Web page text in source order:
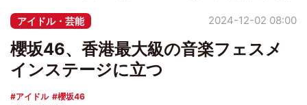
アイドル・芸能 2024-12-02 08:00
櫻坂46、香港最大級の音楽フェスメ
インステージに立つ
アイドル
櫻坂46